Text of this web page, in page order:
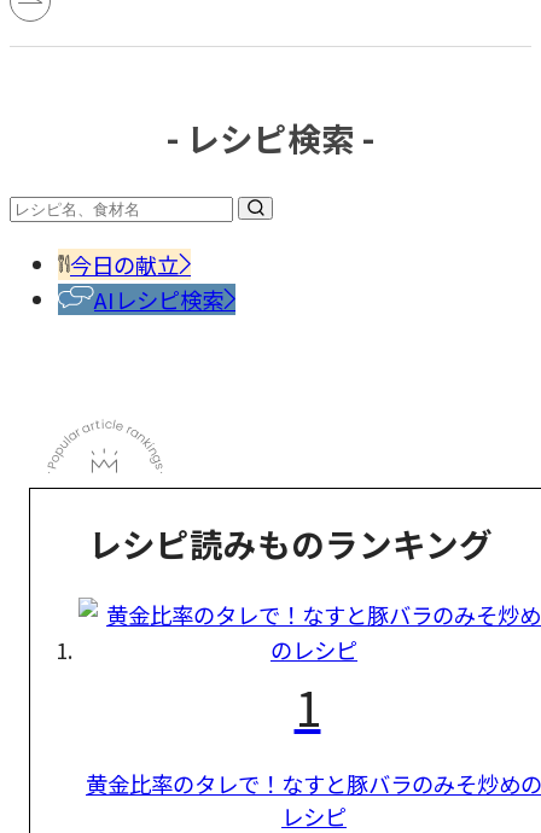
- レシピ検索 -
今日の献立
AIレシピ検索
レシピ読みものランキング
1
黄金比率のタレで！なすと豚バラのみそ炒めの
レシピ